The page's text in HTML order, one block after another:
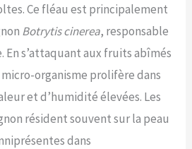
Ce fléau est principalement
Botrytis cinerea, responsable
s’attaquant aux fruits abîmés
organisme prolifère dans
et d’humidité élevées. Les
résident souvent sur la peau
dans